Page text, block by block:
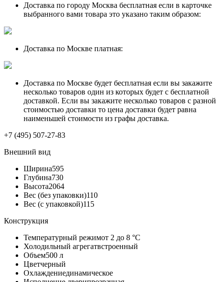
Доставка по городу Москва бесплатная если в карточке
выбранного вами товара это указано таким образом:
Доставка по Москве платная:
Доставка по Москве будет бесплатная если вы закажите
несколько товаров один из которых будет с бесплатной
доставкой. Если вы закажите несколько товаров с разной
стоимостью доставки то цена доставки будет равна
наименьшей стоимости из графы доставка.
+7 (495) 507-27-83
Внешний вид
Ширина595
Глубина730
Высота2064
Вес (без упаковки)110
Вес (с упаковкой)115
Конструкция
Температурный режимот 2 до 8 °C
Холодильный агрегатвстроенный
Объем500 л
Цветчерный
Охлаждениединамическое